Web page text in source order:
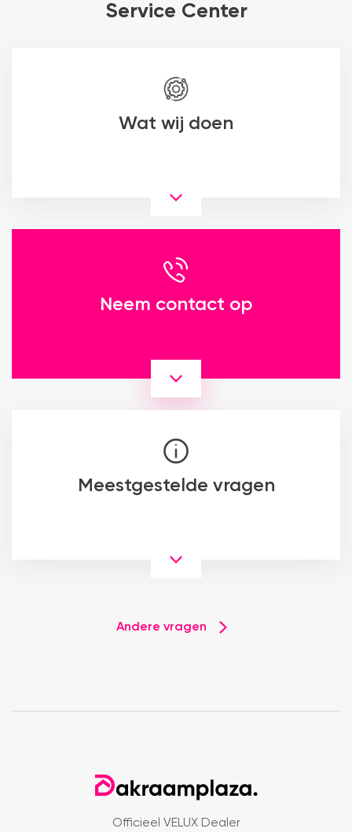
Service Center
Wat wij doen
Neem contact op
Meestgestelde vragen
Andere vragen
Officieel VELUX Dealer